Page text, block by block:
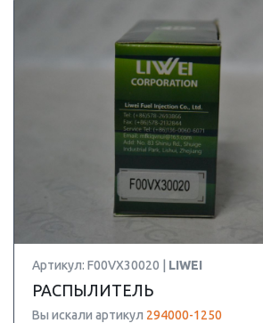
Артикул: F00VX30020 | LIWEI
РАСПЫЛИТЕЛЬ
Вы искали артикул 294000-1250